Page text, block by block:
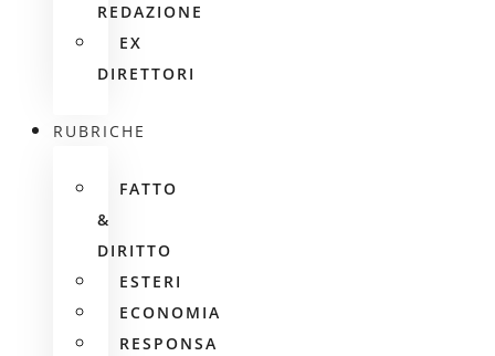
REDAZIONE
EX
DIRETTORI
RUBRICHE
FATTO
&
DIRITTO
ESTERI
ECONOMIA
RESPONSA